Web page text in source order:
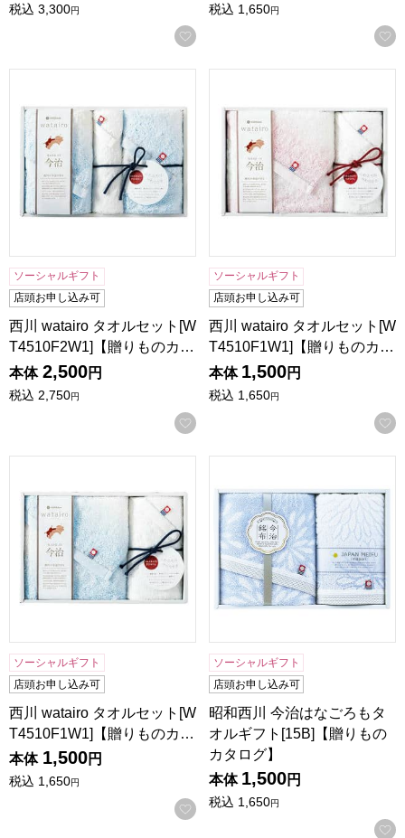
税込 3,300円
お気に入りに登録する
税込 1,650円
ソーシャルギフト
店頭お申し込み可
西川 watairo タオルセット[W
T4510F2W1]【贈りものカ…
本体 2,500円
税込 2,750円
お気に入りに登録する
ソーシャルギフト
店頭お申し込み可
西川 watairo タオルセット[W
T4510F1W1]【贈りものカ…
本体 1,500円
税込 1,650円
ソーシャルギフト
店頭お申し込み可
西川 watairo タオルセット[W
T4510F1W1]【贈りものカ…
本体 1,500円
税込 1,650円
お気に入りに登録する
ソーシャルギフト
店頭お申し込み可
昭和西川 今治はなごろもタ
オルギフト[15B]【贈りもの
カタログ】
本体 1,500円
税込 1,650円